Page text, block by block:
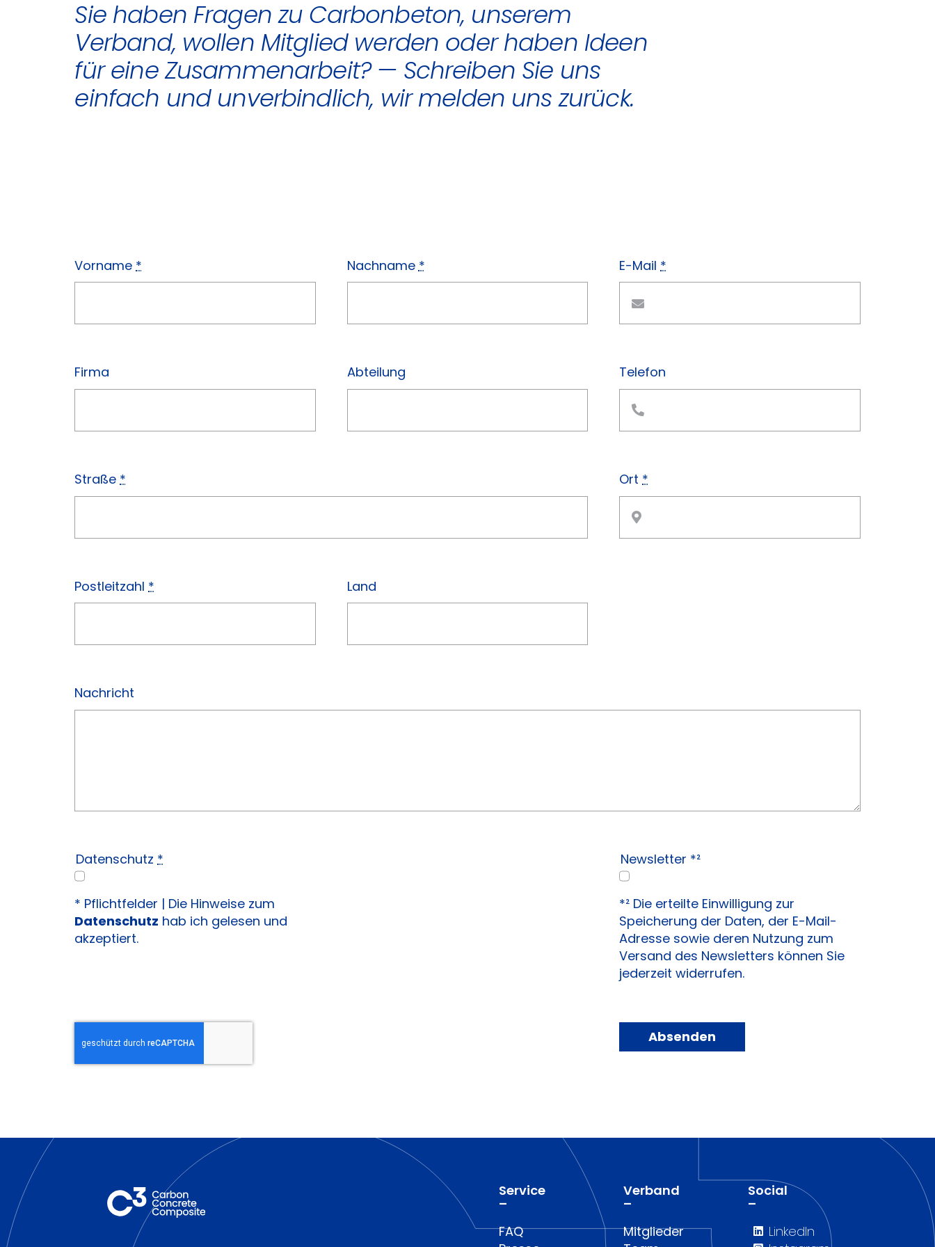
Sie haben Fragen zu Carbonbeton, unserem
Verband, wollen Mitglied werden oder haben Ideen
für eine Zusammenarbeit? ­­— Schreiben Sie uns
einfach und unverbindlich, wir melden uns zurück.
Vorname * Nachname * E-Mail *
Firma Abteilung Telefon
Straße * Ort *
Postleitzahl * Land
Nachricht
Datenschutz *
* Pflichtfelder | Die Hinweise zum
Datenschutz hab ich gelesen und
akzeptiert.
Newsletter *²
*² Die erteilte Einwilligung zur
Speicherung der Daten, der E-Mail-
Adresse sowie deren Nutzung zum
Versand des Newsletters können Sie
jederzeit widerrufen.
Absenden
Service
–
FAQ
Verband
–
Mitglieder
Social
–
LinkedIn